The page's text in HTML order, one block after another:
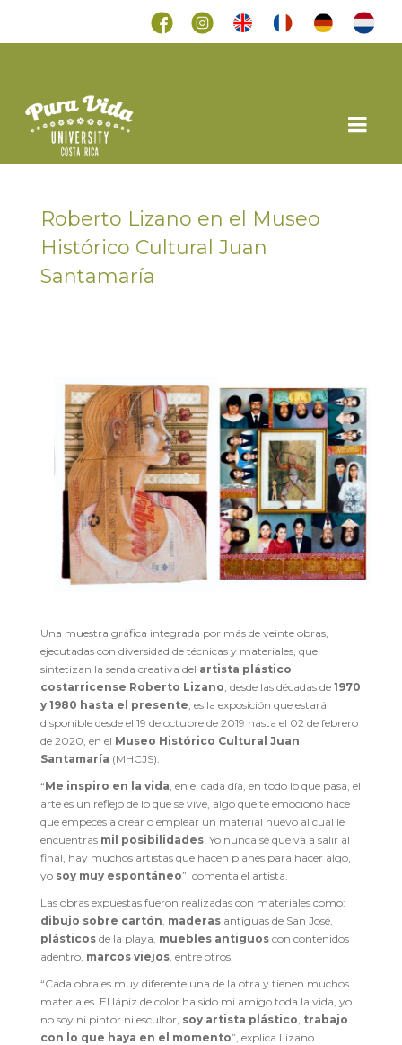
Roberto Lizano en el Museo
Histórico Cultural Juan
Santamaría
Una muestra gráfica integrada por más de veinte obras,
ejecutadas con diversidad de técnicas y materiales, que
sintetizan la senda creativa del artista plástico
costarricense Roberto Lizano , desde las décadas de 1970
y 1980 hasta el presente , es la exposición que estará
disponible desde el 19 de octubre de 2019 hasta el 02 de febrero
de 2020, en el Museo Histórico Cultural Juan
Santamaría (MHCJS).
“Me inspiro en la vida , en el cada día, en todo lo que pasa, el
arte es un reflejo de lo que se vive, algo que te emocionó hace
que empecés a crear o emplear un material nuevo al cual le
encuentras mil posibilidades . Yo nunca sé qué va a salir al
final, hay muchos artistas que hacen planes para hacer algo,
yo soy muy espontáneo”, comenta el artista.
Las obras expuestas fueron realizadas con materiales como:
dibujo sobre cartón maderas antiguas de San José,
plásticos de la playa, muebles antiguos con contenidos
adentro, marcos viejos , entre otros.
“Cada obra es muy diferente una de la otra y tienen muchos
materiales. El lápiz de color ha sido mi amigo toda la vida, yo
no soy ni pintor ni escultor, soy artista plástico trabajo
con lo que haya en el momento”, explica Lizano.